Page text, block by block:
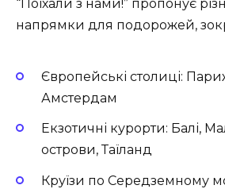
“Поїхали з нами!” пропонує
напрямки для подорожей,
Європейські столиці:
Амстердам
Екзотичні курорти: Балі,
острови, Таїланд
Круїзи по Середземному